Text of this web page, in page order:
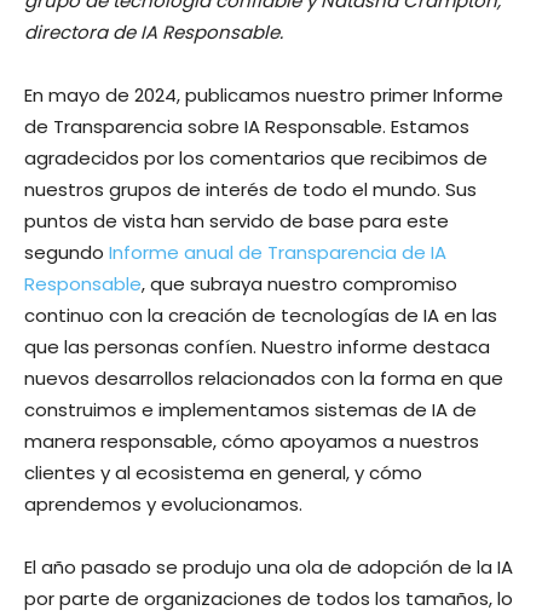
directora de IA Responsable.
En mayo de 2024, publicamos nuestro primer Informe
de Transparencia sobre IA Responsable. Estamos
agradecidos por los comentarios que recibimos de
nuestros grupos de interés de todo el mundo. Sus
puntos de vista han servido de base para este
segundo Informe anual de Transparencia de IA
Responsable, que subraya nuestro compromiso
continuo con la creación de tecnologías de IA en las
que las personas confíen. Nuestro informe destaca
nuevos desarrollos relacionados con la forma en que
construimos e implementamos sistemas de IA de
manera responsable, cómo apoyamos a nuestros
clientes y al ecosistema en general, y cómo
aprendemos y evolucionamos.
El año pasado se produjo una ola de adopción de la IA
por parte de organizaciones de todos los tamaños, lo